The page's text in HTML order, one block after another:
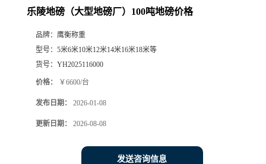
乐陵地磅（大型地磅厂）100吨地磅价格
品牌： 鹰衡称重
型号： 5米6米10米12米14米16米18米等
货号： YH2025116000
价格： ￥6600/台
发布日期： 2026-01-08
更新日期： 2026-08-08
发送咨询信息